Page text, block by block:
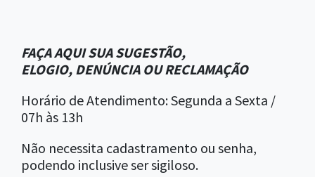
FAÇA AQUI SUA SUGESTÃO,
ELOGIO, DENÚNCIA OU RECLAMAÇÃO
Horário de Atendimento: Segunda a Sexta /
07h às 13h
Não necessita cadastramento ou senha,
podendo inclusive ser sigiloso.